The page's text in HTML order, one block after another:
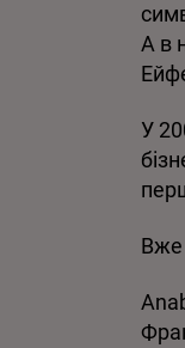
А в
У
Вже